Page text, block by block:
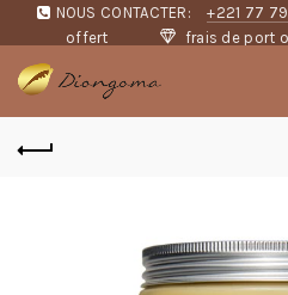
NOUS CONTACTER: +221 77
offert
frais de port